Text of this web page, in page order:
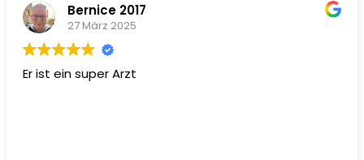
Bernice 2017
27 März 2025
Er ist ein super Arzt